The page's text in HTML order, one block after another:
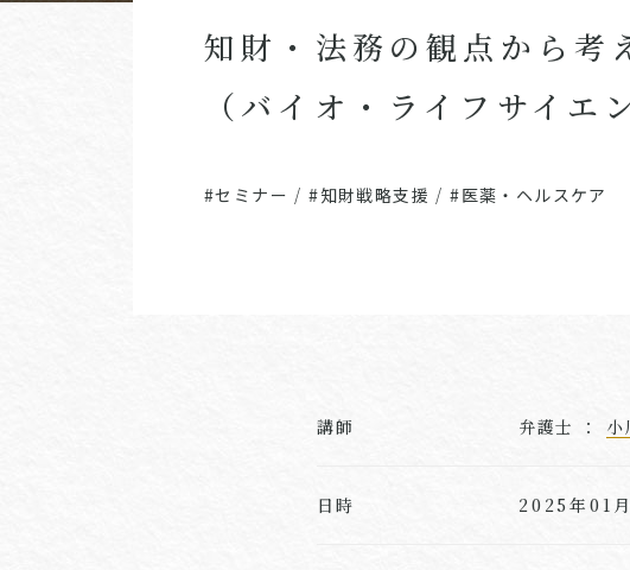
知財・法務の観点から考
（バイオ・ライフサイ
#セミナー /#知財戦略支援 /#医薬・ヘルスケア
講師 弁護士 ：
日時 2025年01